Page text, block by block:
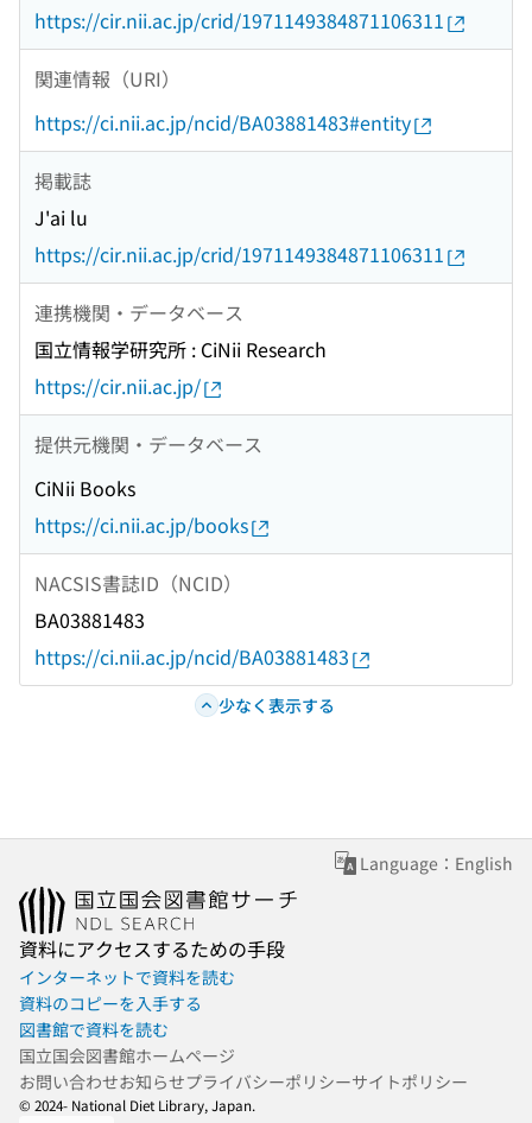
https://cir.nii.ac.jp/crid/1971149384871106311
関連情報（URI）
https://ci.nii.ac.jp/ncid/BA03881483#entity
掲載誌
J'ai lu
https://cir.nii.ac.jp/crid/1971149384871106311
連携機関・データベース
国立情報学研究所 : CiNii Research
https://cir.nii.ac.jp/
提供元機関・データベース
CiNii Books
https://ci.nii.ac.jp/books
NACSIS書誌ID（NCID）
BA03881483
https://ci.nii.ac.jp/ncid/BA03881483
少なく表示する
Language：English
資料にアクセスするための手段
インターネットで資料を読む
資料のコピーを入手する
図書館で資料を読む
国立国会図書館ホームページ
お問い合わせお知らせプライバシーポリシーサイトポリシー
© 2024- National Diet Library, Japan.